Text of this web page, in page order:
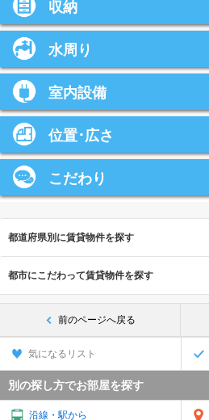
収納
水周り
室内設備
位置･広さ
こだわり
都道府県別に賃貸物件を探す
都市にこだわって賃貸物件を探す
前のページへ戻る
気になるリスト
別の探し方でお部屋を探す
沿線・駅から